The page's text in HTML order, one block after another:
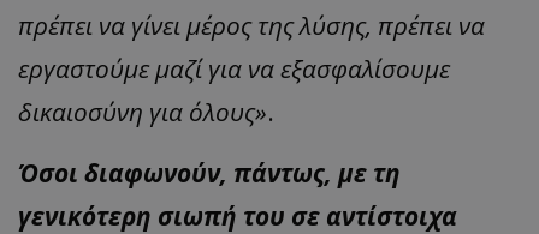
πρέπει να γίνει μέρος της λύσης, πρέπει να
εργαστούμε μαζί για να εξασφαλίσουμε
δικαιοσύνη για όλους».
Όσοι διαφωνούν, πάντως, με τη
γενικότερη σιωπή του σε αντίστοιχα